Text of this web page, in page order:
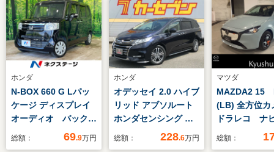
ホンダ
N-BOX 660 G Lパッ
ケージ ディスプレイ
オーディオ バックカ
メラ シティブレーキ
総額： 69.9万円
ホンダ
オデッセイ 2.0 ハイブ
リッド アブソルート
ホンダセンシング 純
正9インチインターナ
総額： 228.6万円
マツダ
MAZDA2
(LB) 全方位
ドラレコ ナ
セグTV LED
総額：